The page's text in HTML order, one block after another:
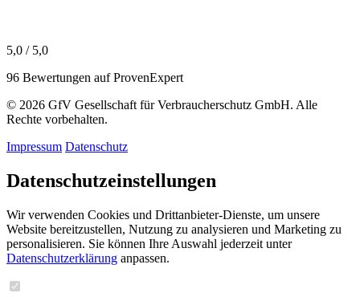
5,0 / 5,0
96 Bewertungen auf ProvenExpert
© 2026 GfV Gesellschaft für Verbraucherschutz GmbH. Alle
Rechte vorbehalten.
Impressum Datenschutz
Datenschutzeinstellungen
Wir verwenden Cookies und Drittanbieter-Dienste, um unsere
Website bereitzustellen, Nutzung zu analysieren und Marketing zu
personalisieren. Sie können Ihre Auswahl jederzeit unter
Datenschutzerklärung anpassen.